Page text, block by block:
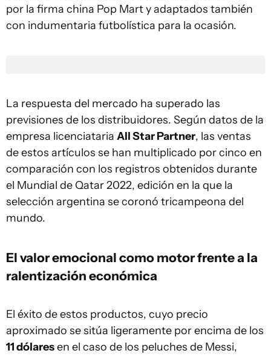
por la firma china Pop Mart y adaptados también
con indumentaria futbolística para la ocasión.
La respuesta del mercado ha superado las
previsiones de los distribuidores. Según datos de la
empresa licenciataria All Star Partner, las ventas
de estos artículos se han multiplicado por cinco en
comparación con los registros obtenidos durante
el Mundial de Qatar 2022, edición en la que la
selección argentina se coronó tricampeona del
mundo.
El valor emocional como motor frente a la
ralentización económica
El éxito de estos productos, cuyo precio
aproximado se sitúa ligeramente por encima de los
11 dólaresen el caso de los peluches de Messi,